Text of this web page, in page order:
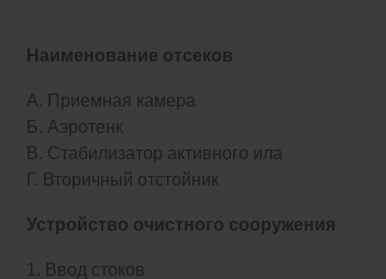
Наименование отсеков
А. Приемная камера
Б. Аэротенк
В. Стабилизатор активного ила
Г. Вторичный отстойник
Устройство очистного сооружения
Ввод стоков